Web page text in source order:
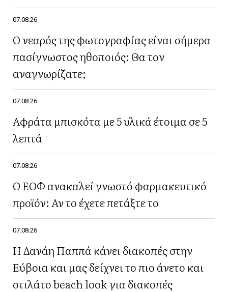
07.08.26
Ο νεαρός της φωτογραφίας είναι σήμερα
πασίγνωστος ηθοποιός: Θα τον
αναγνωρίζατε;
07.08.26
Αφράτα μπισκότα με 5 υλικά έτοιμα σε 5
λεπτά
07.08.26
Ο ΕΟΦ ανακαλεί γνωστό φαρμακευτικό
προϊόν: Αν το έχετε πετάξτε το
07.08.26
Η Δανάη Παππά κάνει διακοπές στην
Εύβοια και μας δείχνει το πιο άνετο και
στιλάτο beach look για διακοπές